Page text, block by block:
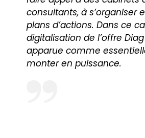
consultants, à s’organiser
plans d’actions. Dans ce
digitalisation de l’offre
apparue comme
monter en puissance.